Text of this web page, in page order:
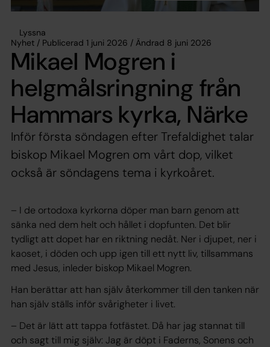
Lyssna
Nyhet / Publicerad 1 juni 2026 / Ändrad 8 juni 2026
Mikael Mogren i
helgmålsringning från
Hammars kyrka, Närke
Inför första söndagen efter Trefaldighet talar
biskop Mikael Mogren om vårt dop, vilket
också är söndagens tema i kyrkoåret.
– I de ortodoxa kyrkorna döper man barn genom att
sänka ned dem helt och hållet i dopfunten. Det blir
tydligt att dopet har en riktning nedåt. Ner i djupet, ner i
kaoset, i döden och upp igen till ett nytt liv, tillsammans
med Jesus, inleder biskop Mikael Mogren.
Han berättar att han själv återkommer till den tanken när
han själv ställs inför svårigheter i livet.
– Det är lätt att tappa fotfästet. Då har jag stannat till
och sagt till mig själv: Jag är döpt i Faderns, Sonens och